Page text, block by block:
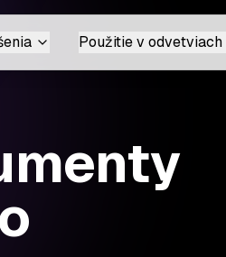
Použitie v odvetviach